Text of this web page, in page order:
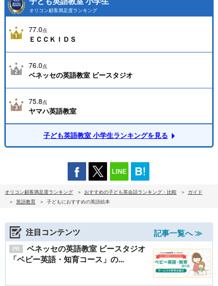
オリコン顧客満足度ランキング
77.0点
ＥＣＣＫＩＤＳ
76.0点
ベネッセの英語教室 ビースタジオ
75.8点
ヤマハ英語教室
子ども英語教室 小学生ランキングを見る
オリコン顧客満足度ランキング おすすめの子ども英会話ランキング・比較
ガイド
英語教育
子どもにおすすめの英語絵本
注目コンテンツ
記事一覧へ ≫
ベネッセの英語教室 ビースタジオ
「ベビー英語・知育コース」の...